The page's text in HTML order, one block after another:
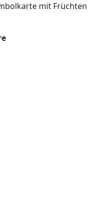
mit Früchten